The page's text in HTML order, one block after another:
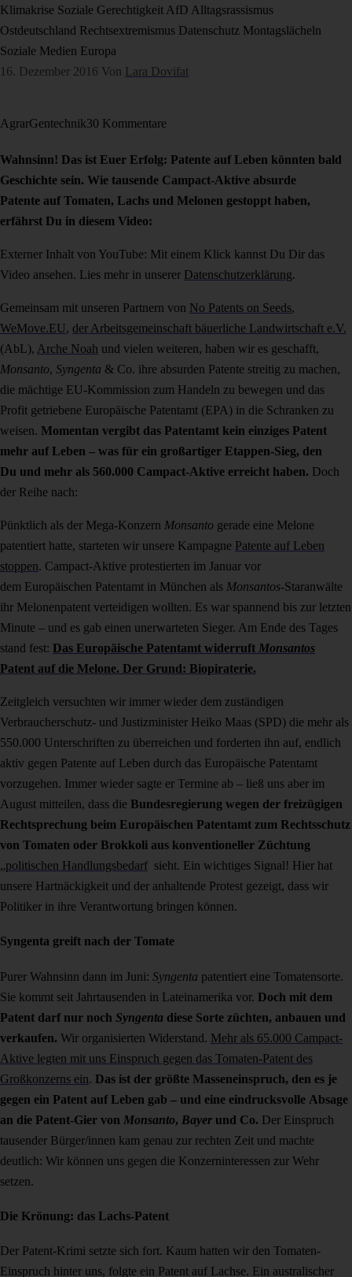
Klimakrise Soziale Gerechtigkeit AfD Alltagsrassismus
Ostdeutschland Rechtsextremismus Datenschutz Montagslächeln
Soziale Medien Europa
16. Dezember 2016 Von Lara Dovifat
AgrarGentechnik30 Kommentare
Wahnsinn! Das ist Euer Erfolg: Patente auf Leben könnten bald
Geschichte sein. Wie tausende Campact-Aktive absurde
Patente auf Tomaten, Lachs und Melonen gestoppt haben,
erfährst Du in diesem Video:
Externer Inhalt von YouTube: Mit einem Klick kannst Du Dir das
Video ansehen. Lies mehr in unserer Datenschutzerklärung.
Gemeinsam mit unseren Partnern von No Patents on Seeds,
WeMove.EU, der Arbeitsgemeinschaft bäuerliche Landwirtschaft e.V.
(AbL), Arche Noah und vielen weiteren, haben wir es geschafft,
Monsanto, Syngenta & Co. ihre absurden Patente streitig zu machen,
die mächtige EU-Kommission zum Handeln zu bewegen und das
Profit getriebene Europäische Patentamt (EPA) in die Schranken zu
weisen. Momentan vergibt das Patentamt kein einziges Patent
mehr auf Leben – was für ein großartiger Etappen-Sieg, den
Du und mehr als 560.000 Campact-Aktive erreicht haben. Doch
der Reihe nach:
Pünktlich als der Mega-Konzern Monsanto gerade eine Melone
patentiert hatte, starteten wir unsere Kampagne Patente auf Leben
stoppen. Campact-Aktive protestierten im Januar vor
dem Europäischen Patentamt in München als Monsantos-Staranwälte
ihr Melonenpatent verteidigen wollten. Es war spannend bis zur letzten
Minute – und es gab einen unerwarteten Sieger. Am Ende des Tages
stand fest: Das Europäische Patentamt widerruft Monsantos
Patent auf die Melone. Der Grund: Biopiraterie.
Zeitgleich versuchten wir immer wieder dem zuständigen
Verbraucherschutz- und Justizminister Heiko Maas (SPD) die mehr als
550.000 Unterschriften zu überreichen und forderten ihn auf, endlich
aktiv gegen Patente auf Leben durch das Europäische Patentamt
vorzugehen. Immer wieder sagte er Termine ab – ließ uns aber im
August mitteilen, dass die Bundesregierung wegen der freizügigen
Rechtsprechung beim Europäischen Patentamt zum Rechtsschutz
von Tomaten oder Brokkoli aus konventioneller Züchtung
„politischen Handlungsbedarf sieht. Ein wichtiges Signal! Hier hat
unsere Hartnäckigkeit und der anhaltende Protest gezeigt, dass wir
Politiker in ihre Verantwortung bringen können.
Syngenta greift nach der Tomate
Purer Wahnsinn dann im Juni: Syngenta patentiert eine Tomatensorte.
Sie kommt seit Jahrtausenden in Lateinamerika vor. Doch mit dem
Patent darf nur noch Syngenta diese Sorte züchten, anbauen und
verkaufen. Wir organisierten Widerstand. Mehr als 65.000 Campact-
Aktive legten mit uns Einspruch gegen das Tomaten-Patent des
Großkonzerns ein. Das ist der größte Masseneinspruch, den es je
gegen ein Patent auf Leben gab – und eine eindrucksvolle Absage
an die Patent-Gier von Monsanto, Bayer und Co. Der Einspruch
tausender Bürger/innen kam genau zur rechten Zeit und machte
deutlich: Wir können uns gegen die Konzerninteressen zur Wehr
setzen.
Die Krönung: das Lachs-Patent
Der Patent-Krimi setzte sich fort. Kaum hatten wir den Tomaten-
Einspruch hinter uns, folgte ein Patent auf Lachse. Ein australischer